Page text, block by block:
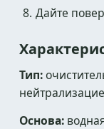
Дайте
Тип:
Основа: